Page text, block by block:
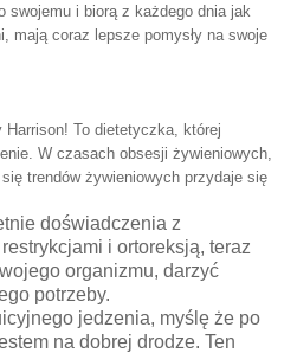
i biorą z każdego dnia jak
mają coraz lepsze pomysły na swoje
To dietetyczka, której
W czasach obsesji żywieniowych,
trendów żywieniowych przydaje się
doświadczenia z
i ortoreksją, teraz
organizmu, darzyć
potrzeby.
jedzenia, myślę że po
na dobrej drodze. Ten